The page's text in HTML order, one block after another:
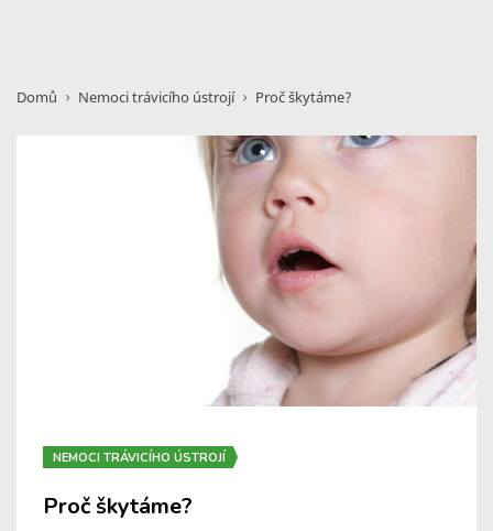
Domů Nemoci trávicího ústrojí Proč škytáme?
NEMOCI TRÁVICÍHO ÚSTROJÍ
Proč škytáme?